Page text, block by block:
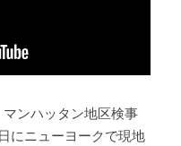
ンハッタン地区検事
にニューヨークで現地